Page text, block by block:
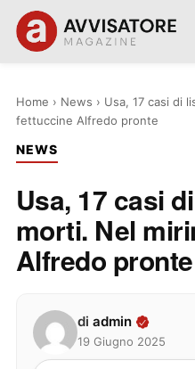
Home › News › Usa, 17 casi di
fettuccine Alfredo pronte
NEWS
Usa, 17 casi
morti. Nel
Alfredo pronte
di admin
19 Giugno 2025